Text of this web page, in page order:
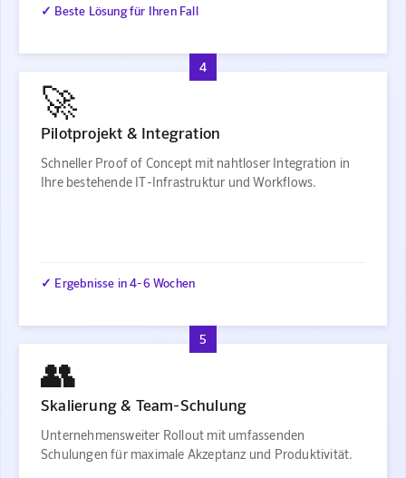
✓ Beste Lösung für Ihren Fall
4
🚀
Pilotprojekt & Integration
Schneller Proof of Concept mit nahtloser Integration in
Ihre bestehende IT-Infrastruktur und Workflows.
✓ Ergebnisse in 4-6 Wochen
5
👥
Skalierung & Team-Schulung
Unternehmensweiter Rollout mit umfassenden
Schulungen für maximale Akzeptanz und Produktivität.